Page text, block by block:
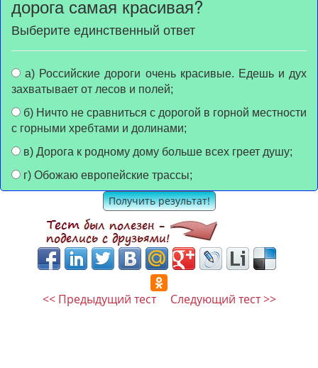
дорога самая красивая?
Выберите единственный ответ
а) Российские дороги очень красивые. Едешь и дух
захватывает от лесов и полей;
б) Ничто не сравниться с дорогой в горной местности
с горными хребтами и долинами;
в) Дорога к родному дому больше всех греет душу;
г) Обожаю европейские трассы;
<< Предыдущий тест Следующий тест >>